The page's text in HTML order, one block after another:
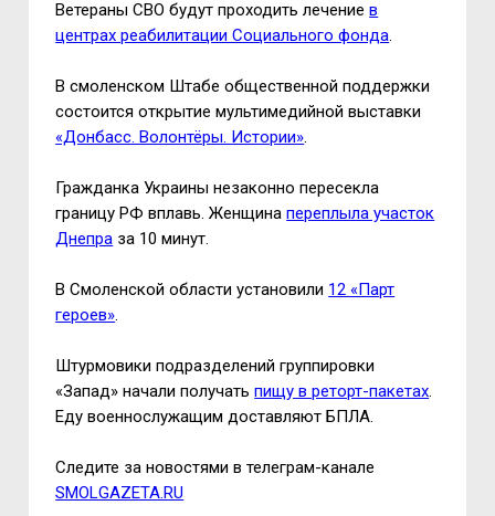
Ветераны СВО будут проходить лечениев
центрах реабилитации Социального фонда.
В смоленском Штабе общественной поддержки
состоится открытие мультимедийной выставки
«Донбасс. Волонтёры. Истории».
Гражданка Украины незаконно пересекла
границу РФ вплавь. Женщинапереплыла участок
Днепра за 10 минут.
В Смоленской области установили 12 «Парт
героев».
Штурмовики подразделений группировки
«Запад» начали получатьпищу в реторт-пакетах.
Еду военнослужащим доставляют БПЛА.
Следите за новостями в телеграм-канале
SMOLGAZETA.RU